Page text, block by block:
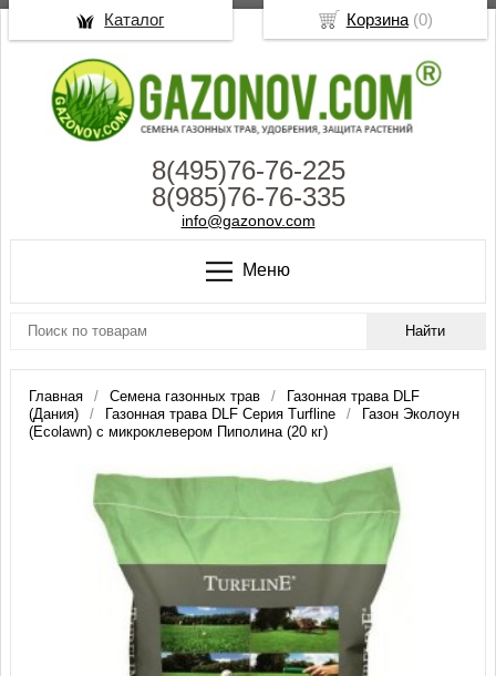
8(495)76-76-225
8(985)76-76-335
info@gazonov.com
Меню
Главная Семена газонных трав
Газонная трава DLF
(Дания)
Газонная трава DLF Серия Turfline
Газон Эколоун
(Ecolawn) c микроклевером Пиполина (20 кг)
Корзина(0)
Каталог